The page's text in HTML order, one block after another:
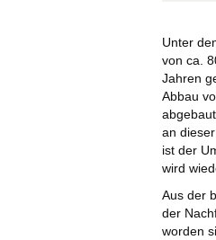
Unter
von ca.
Jahren
Abbau
an
ist der
wird
Aus der
der
worden